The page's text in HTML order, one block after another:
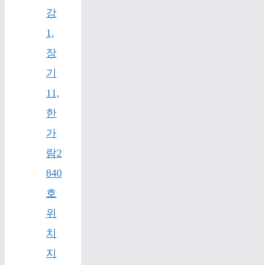
강
1,
장
기
11,
한
가
람2
840
호
위
치
지